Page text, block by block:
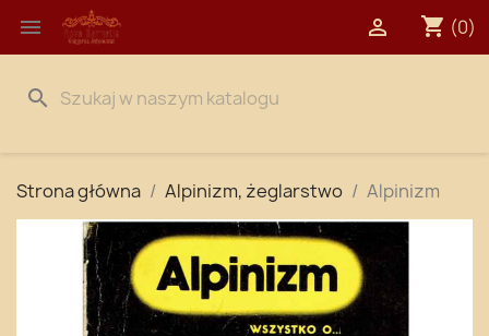
 shopping_cart (0)

search
Strona główna Alpinizm, żeglarstwo Alpinizm